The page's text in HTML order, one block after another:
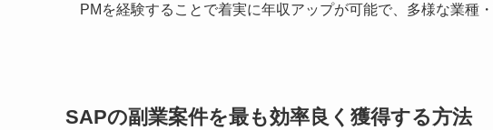
PMを経験することで着実に年収アップが可能で、多様な業種
SAPの副業案件を最も効率良く獲得する方法